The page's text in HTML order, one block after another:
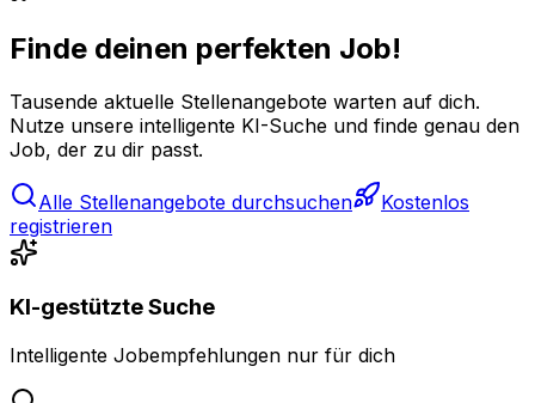
Finde deinen perfekten Job!
Tausende aktuelle Stellenangebote warten auf dich.
Nutze unsere intelligente KI-Suche und finde genau den
Job, der zu dir passt.
Alle Stellenangebote durchsuchen
Kostenlos
registrieren
KI-gestützte Suche
Intelligente Jobempfehlungen nur für dich